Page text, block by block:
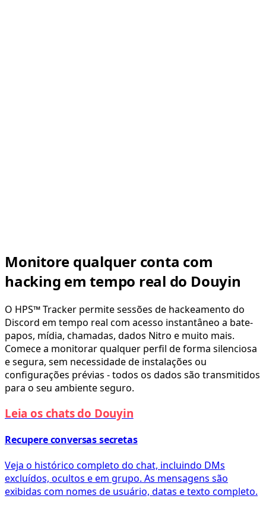
Monitore qualquer conta com
hacking em tempo real do Douyin
O HPS™ Tracker permite sessões de hackeamento do
Discord em tempo real com acesso instantâneo a bate-
papos, mídia, chamadas, dados Nitro e muito mais.
Comece a monitorar qualquer perfil de forma silenciosa
e segura, sem necessidade de instalações ou
configurações prévias - todos os dados são transmitidos
para o seu ambiente seguro.
Leia os chats do Douyin
Recupere conversas secretas
Veja o histórico completo do chat, incluindo DMs
excluídos, ocultos e em grupo. As mensagens são
exibidas com nomes de usuário, datas e texto completo.